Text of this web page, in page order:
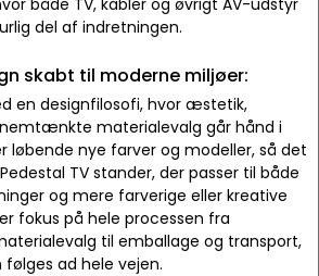
både TV, kabler og øvrigt AV-udstyr
del af indretningen.
skabt til moderne miljøer:
en designfilosofi, hvor æstetik,
materialevalg går hånd i
løbende nye farver og modeller, så det
TV stander, der passer til både
og mere farverige eller kreative
fokus på hele processen fra
til emballage og transport,
ad hele vejen.